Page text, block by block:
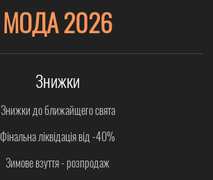
МОДА 2026
Знижки
Знижки до ближайщего свята
Фінальна ліквідація від -40%
Зимове взуття - розпродаж